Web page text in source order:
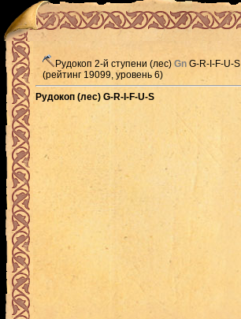
Рудокоп 2-й ступени (лес) Gn G-R-I-F-U-S
(рейтинг 19099, уровень 6)
Рудокоп (лес) G-R-I-F-U-S